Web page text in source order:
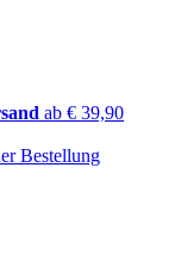
ab € 39,90
Bestellung